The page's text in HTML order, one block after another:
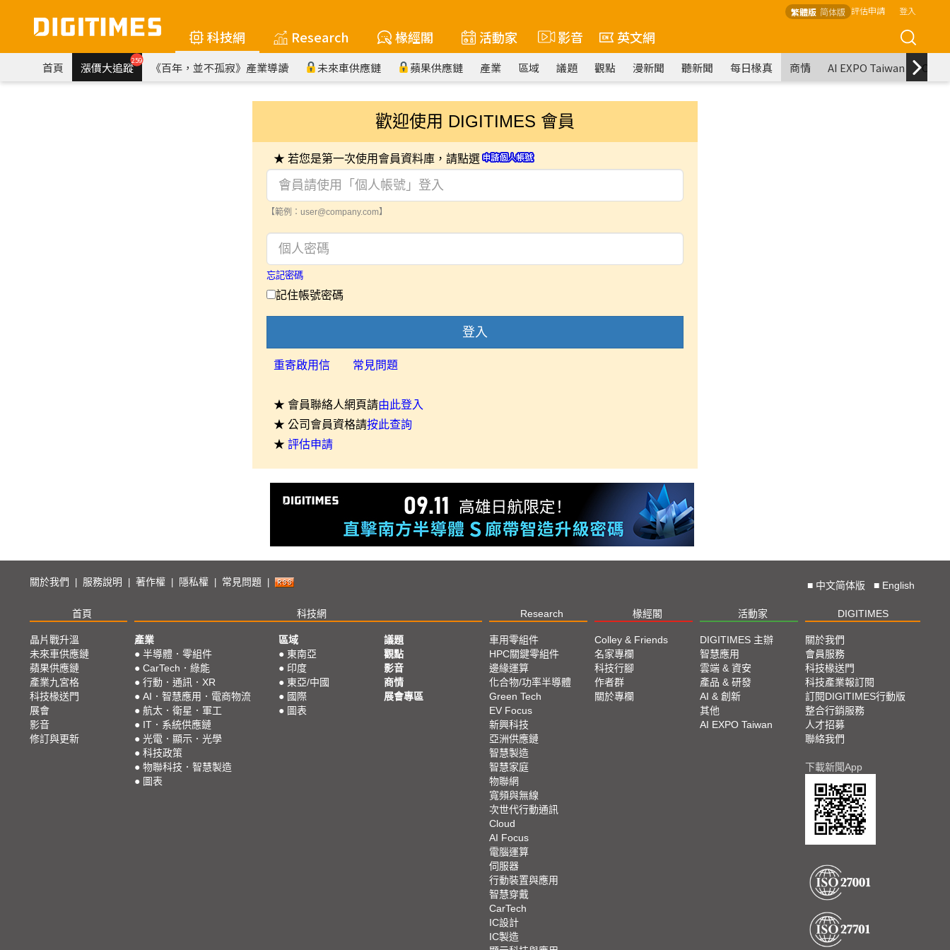
繁體版 简体版 評估申請 登入
科技網 Research 椽經閣 活動家 影音 英文網
首頁 漲價大追蹤259 《百年，並不孤寂》產業導讀 未來車供應鏈 蘋果供應鏈 產業 區域 議題 觀點 漫新聞 聽新聞 每日椽真 商情 AI EXPO Taiwan
歡迎使用 DIGITIMES 會員
★ 若您是第一次使用會員資料庫，請點選
【範例：user@company.com】
忘記密碼
記住帳號密碼
登入
重寄啟用信 常見問題
★ 會員聯絡人網頁請由此登入
★ 公司會員資格請按此查詢
★ 評估申請
關於我們 服務說明 著作權 隱私權 常見問題 ■ 中文简体版 ■ English
首頁 科技網 Research 椽經閣 活動家 DIGITIMES
晶片戰升溫
未來車供應鏈
蘋果供應鏈
產業九宮格
科技椽送門
展會
影音
修訂與更新
產業
● 半導體．零組件
● CarTech．綠能
● 行動．通訊．XR
● AI．智慧應用．電商物流
● 航太．衛星．軍工
● IT．系統供應鏈
● 光電．顯示．光學
● 科技政策
● 物聯科技．智慧製造
● 圖表
區域
● 東南亞
● 印度
● 東亞/中國
● 國際
● 圖表
議題
觀點
影音
商情
展會專區
車用零組件
HPC關鍵零組件
邊緣運算
化合物/功率半導體
Green Tech
EV Focus
新興科技
亞洲供應鏈
智慧製造
智慧家庭
物聯網
寬頻與無線
次世代行動通訊
Cloud
AI Focus
電腦運算
伺服器
行動裝置與應用
智慧穿戴
CarTech
IC設計
IC製造
Colley & Friends
名家專欄
科技行腳
作者群
關於專欄
DIGITIMES 主辦
智慧應用
雲端 & 資安
產品 & 研發
AI & 創新
其他
AI EXPO Taiwan
關於我們
會員服務
科技椽送門
科技產業報訂閱
訂閱DIGITIMES行動版
整合行銷服務
人才招募
聯絡我們
下載新聞App